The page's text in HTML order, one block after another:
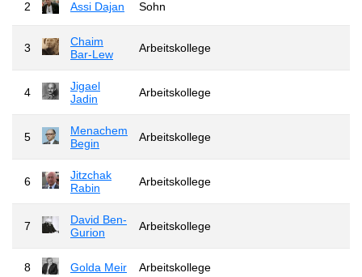
2 Assi Dajan Sohn
3
Chaim
Bar-Lew
Arbeitskollege
4
Jigael
Jadin
Arbeitskollege
5
Menachem
Begin
Arbeitskollege
6
Jitzchak
Rabin
Arbeitskollege
7
David Ben-
Gurion
Arbeitskollege
8 Golda Meir Arbeitskollege